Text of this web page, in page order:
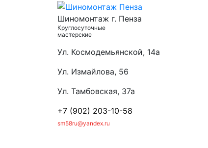
Шиномонтаж г. Пенза
Круглосуточные
мастерские
Ул. Космодемьянской, 14а
Ул. Измайлова, 56
Ул. Тамбовская, 37а
+7 (902) 203-10-58
sm58ru@yandex.ru